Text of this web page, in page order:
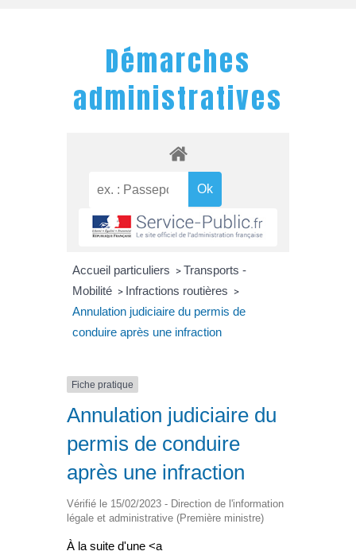
Démarches
administratives
Accueil particuliers > Transports -
Mobilité > Infractions routières >
Annulation judiciaire du permis de
conduire après une infraction
Fiche pratique
Annulation judiciaire du
permis de conduire
après une infraction
Vérifié le 15/02/2023 - Direction de l'information
légale et administrative (Première ministre)
À la suite d'une <a